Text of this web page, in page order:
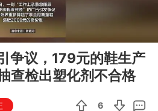
争议，179元的鞋生产
查检出塑化剂不合格
6